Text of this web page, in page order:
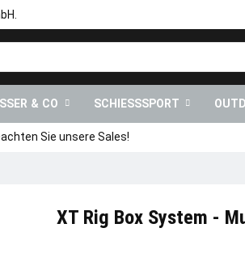
& CO SCHIESSSPORT
Sie unsere Sales!
XT Rig Box System -